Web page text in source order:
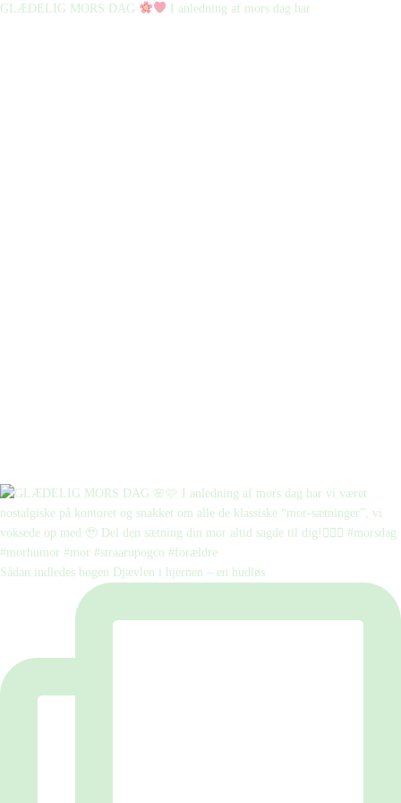
GLÆDELIG MORS DAG I anledning af mors dag har
Sådan indledes bogen Djævlen i hjernen – en hudløs